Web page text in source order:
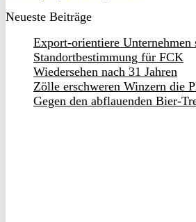
Neueste Beiträge
Export-orientiere Unternehmen
Standortbestimmung für FCK
Wiedersehen nach 31 Jahren
Zölle erschweren Winzern die
Gegen den abflauenden Bier-